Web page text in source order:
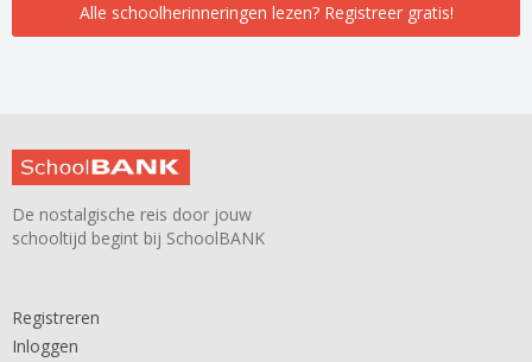
Alle schoolherinneringen lezen? Registreer gratis!
De nostalgische reis door jouw
schooltijd begint bij SchoolBANK
Registreren
Inloggen